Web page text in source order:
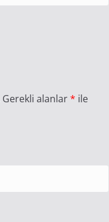
Gerekli alanlar* ile